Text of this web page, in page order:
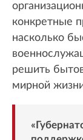
конкретные
насколько
решить
мирной